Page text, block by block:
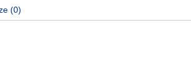
(0)